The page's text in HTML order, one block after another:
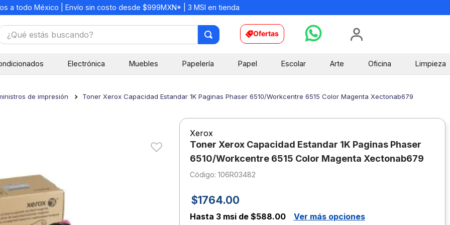
a todo México | Envío sin costo desde $999MXN* | 3 MSI en tienda
estás buscando? Ofertas
Electrónica Muebles Papelería Papel Escolar Arte Oficina Limpieza
de impresión Toner Xerox Capacidad Estandar 1K Paginas Phaser 6510/Workcentre 6515 Color Magenta Xectonab679
Xerox
Toner Xerox Capacidad Estandar 1K Paginas Phaser
6510/Workcentre 6515 Color Magenta Xectonab679
: 106R03482
$1764.00
Hasta 3 msi de $588.00
Ver más opciones
7.
escritorio
8.
sacapuntas
9.
lapiz